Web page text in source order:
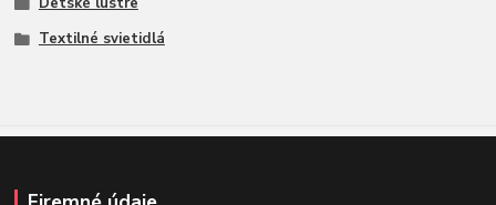
Textilné svietidlá